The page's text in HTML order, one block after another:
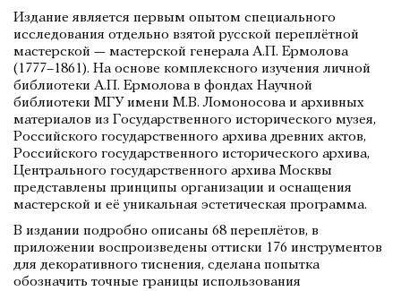
Издание является первым опытом специального
исследования отдельно взятой русской переплётной
мастерской — мастерской генерала А.П. Ермолова
(1777–1861). На основе комплексного изучения личной
библиотеки А.П. Ермолова в фондах Научной
библиотеки МГУ имени М.В. Ломоносова и архивных
материалов из Государственного исторического музея,
Российского государственного архива древних актов,
Российского государственного исторического архива,
Центрального государственного архива Москвы
представлены принципы организации и оснащения
мастерской и её уникальная эстетическая программа.
В издании подробно описаны 68 переплётов, в
приложении воспроизведены оттиски 176 инструментов
для декоративного тиснения, сделана попытка
обозначить точные границы использования